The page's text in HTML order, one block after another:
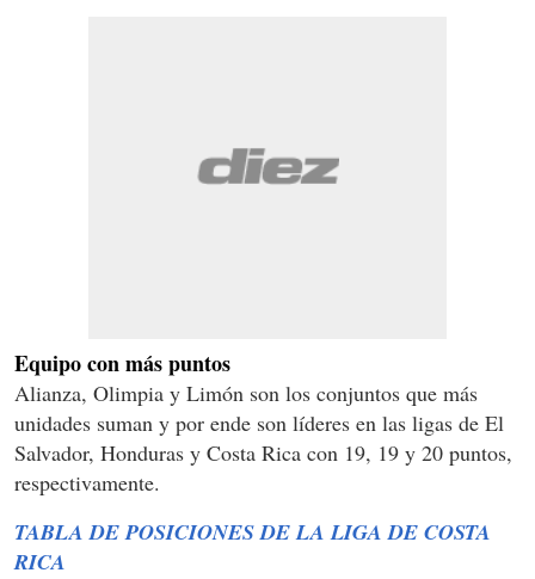
Equipo con más puntos
Alianza, Olimpia y Limón son los conjuntos que más
unidades suman y por ende son líderes en las ligas de El
Salvador, Honduras y Costa Rica con 19, 19 y 20 puntos,
respectivamente.
TABLA DE POSICIONES DE LA LIGA DE COSTA
RICA